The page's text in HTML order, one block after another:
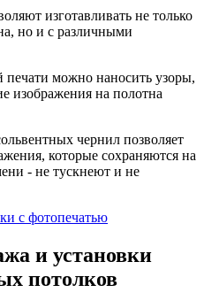
изготавливать не только
но и с различными
можно наносить узоры,
изображения на полотна
чернил позволяет
которые сохраняются на
- не тускнеют и не
и установки
потолков